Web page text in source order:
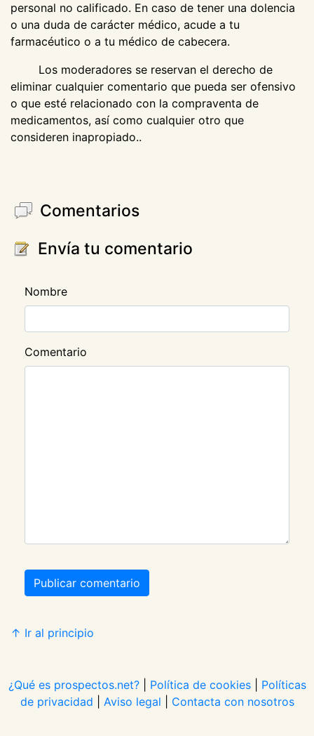
personal no calificado. En caso de tener una dolencia
o una duda de carácter médico, acude a tu
farmacéutico o a tu médico de cabecera.
Los moderadores se reservan el derecho de
eliminar cualquier comentario que pueda ser ofensivo
o que esté relacionado con la compraventa de
medicamentos, así como cualquier otro que
consideren inapropiado..
Comentarios
Envía tu comentario
Nombre
Comentario
Publicar comentario
↑ Ir al principio
¿Qué es prospectos.net?| Política de cookies| Políticas
de privacidad
Aviso legal Contacta con nosotros